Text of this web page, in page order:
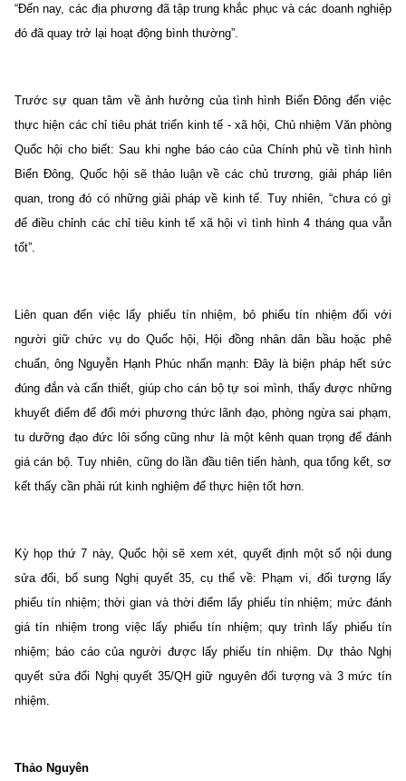
“Đến nay, các địa phương đã tập trung khắc phục và các doanh nghiệp
đó đã quay trở lại hoạt động bình thường”.
Trước sự quan tâm về ảnh hưởng của tình hình Biển Đông đến việc
thực hiện các chỉ tiêu phát triển kinh tế - xã hội, Chủ nhiệm Văn phòng
Quốc hội cho biết: Sau khi nghe báo cáo của Chính phủ về tình hình
Biển Đông, Quốc hội sẽ thảo luận về các chủ trương, giải pháp liên
quan, trong đó có những giải pháp về kinh tế. Tuy nhiên, “chưa có gì
để điều chỉnh các chỉ tiêu kinh tế xã hội vì tình hình 4 tháng qua vẫn
tốt”.
Liên quan đến việc lấy phiếu tín nhiệm, bỏ phiếu tín nhiệm đối với
người giữ chức vụ do Quốc hội, Hội đồng nhân dân bầu hoặc phê
chuẩn, ông Nguyễn Hạnh Phúc nhấn mạnh: Đây là biện pháp hết sức
đúng đắn và cấn thiết, giúp cho cán bộ tự soi mình, thấy được những
khuyết điểm để đổi mới phương thức lãnh đạo, phòng ngừa sai phạm,
tu dưỡng đạo đức lôi sống cũng như là một kênh quan trọng để đánh
giá cán bộ. Tuy nhiên, cũng do lần đầu tiên tiến hành, qua tổng kết, sơ
kết thấy cần phải rút kinh nghiệm để thực hiện tốt hơn.
Kỳ họp thứ 7 này, Quốc hội sẽ xem xét, quyết định một số nội dung
sửa đổi, bổ sung Nghị quyết 35, cụ thể về: Phạm vi, đối tượng lấy
phiếu tín nhiệm; thời gian và thời điểm lấy phiếu tín nhiệm; mức đánh
giá tín nhiệm trong việc lấy phiếu tín nhiệm; quy trình lấy phiếu tín
nhiệm; báo cáo của người được lấy phiếu tín nhiệm. Dự thảo Nghị
quyết sửa đổi Nghị quyết 35/QH giữ nguyên đối tượng và 3 mức tín
nhiệm.
Thảo Nguyên